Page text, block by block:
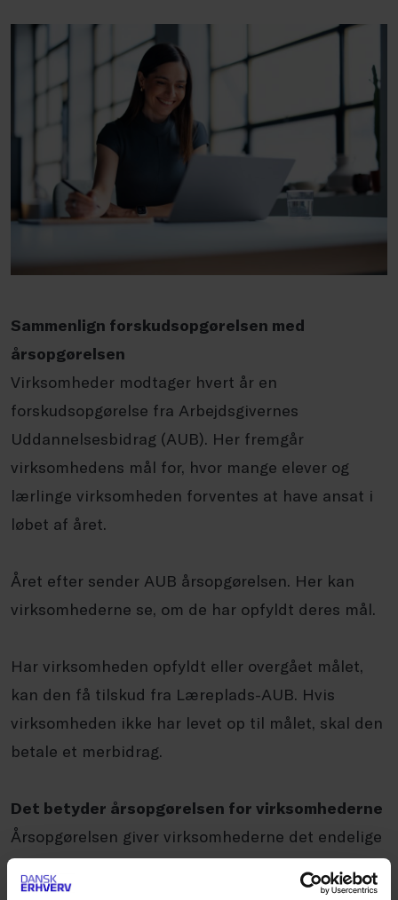
Sammenlign forskudsopgørelsen med
årsopgørelsen
Virksomheder modtager hvert år en
forskudsopgørelse fra Arbejdsgivernes
Uddannelsesbidrag (AUB). Her fremgår
virksomhedens mål for, hvor mange elever og
lærlinge virksomheden forventes at have ansat i
løbet af året.
Året efter sender AUB årsopgørelsen. Her kan
virksomhederne se, om de har opfyldt deres mål.
Har virksomheden opfyldt eller overgået målet,
kan den få tilskud fra Læreplads-AUB. Hvis
virksomheden ikke har levet op til målet, skal den
betale et merbidrag.
Det betyder årsopgørelsen for virksomhederne
Årsopgørelsen giver virksomhederne det endelige
overblik over deres status i Læreplads-AUB-
ordningen.